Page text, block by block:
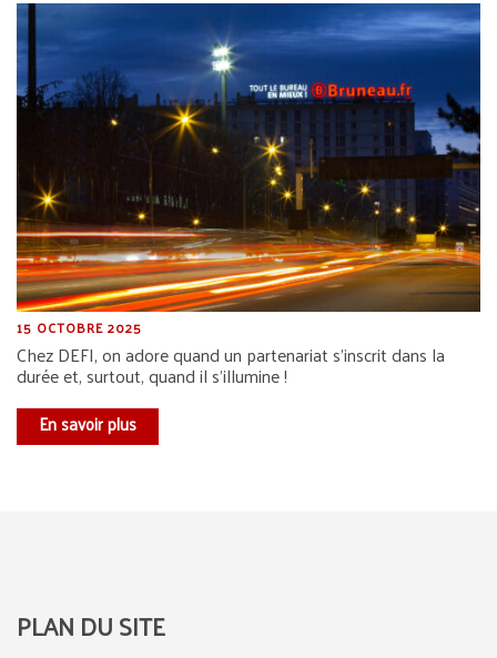
15 OCTOBRE 2025
Chez DEFI, on adore quand un partenariat s’inscrit dans la
durée et, surtout, quand il s’illumine !
En savoir plus
PLAN DU SITE